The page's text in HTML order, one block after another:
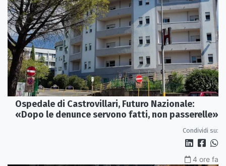
Ospedale di Castrovillari, Futuro Nazionale:
«Dopo le denunce servono fatti, non passerelle»
Condividi su:
4 ore fa